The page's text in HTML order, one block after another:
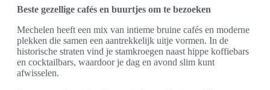
Beste gezellige cafés en buurtjes om te bezoeken
Mechelen heeft een mix van intieme bruine cafés en moderne
plekken die samen een aantrekkelijk uitje vormen. In de
historische straten vind je stamkroegen naast hippe koffiebars
en cocktailbars, waardoor je dag en avond slim kunt
afwisselen.